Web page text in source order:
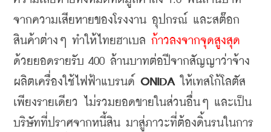
จากความเสียหายของโรงงาน อุปกรณ์ และสต๊อก
สินค้าต่างๆ ทำให้ไทยฮาเบล ก้าวลงจากจุดสูงสุด
ด้วยยอดรายรับ 400 ล้านบาทต่อปีจากสัญญาว่าจ้าง
ผลิตเครื่องใช้ไฟฟ้าแบรนด์ ONIDA ให้เทสโก้โลตัส
เพียงรายเดียว
ไม่รวมยอดขายในส่วนอื่นๆ และเป็น
บริษัทที่ปราศจากหนี้สิน มาสู่ภาวะที่ต้องดิ้นรนในการ